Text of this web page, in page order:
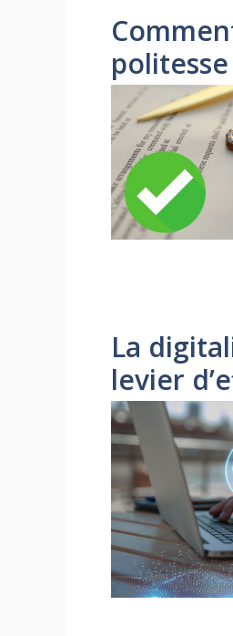
La
levier